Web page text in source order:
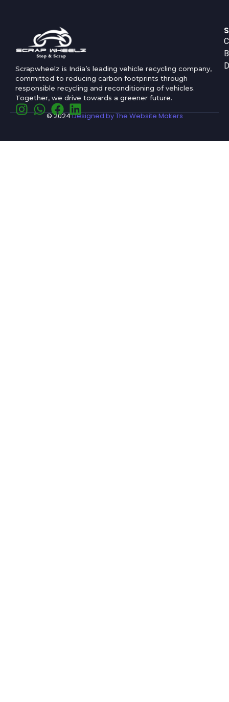
Scrapwheelz is India’s leading vehicle recycling company,
committed to reducing carbon footprints through
responsible recycling and reconditioning of vehicles.
Together, we drive towards a greener future.
© 2024Designed by The Website Makers